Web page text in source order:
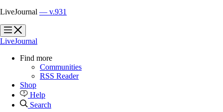
LiveJournal — v.931
?
?
LiveJournal
Find more
Communities
RSS Reader
Shop
Help
Search